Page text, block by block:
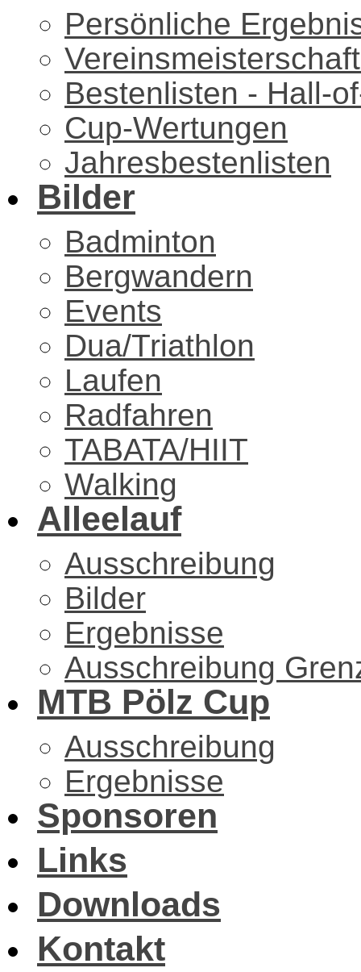
Persönliche
Bestenlisten - Hall-
Cup-Wertungen
Jahresbestenlisten
Bilder
Badminton
Bergwandern
Events
Dua/Triathlon
Laufen
Radfahren
TABATA/HIIT
Walking
Alleelauf
Ausschreibung
Bilder
Ergebnisse
Ausschreibung
MTB Pölz Cup
Ausschreibung
Ergebnisse
Sponsoren
Links
Downloads
Kontakt